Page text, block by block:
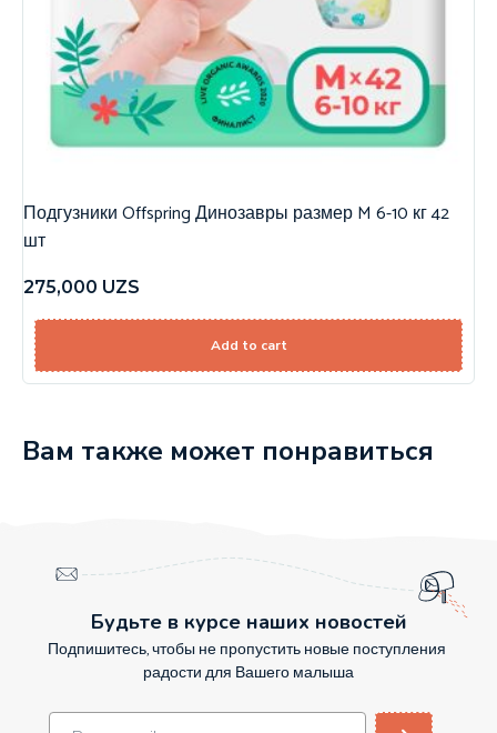
Подгузники Offspring Динозавры размер M 6-10 кг 42
шт
275,000 UZS
Add to cart
Вам также может понравиться
Будьте в курсе наших новостей
Подпишитесь, чтобы не пропустить новые поступления
радости для Вашего малыша